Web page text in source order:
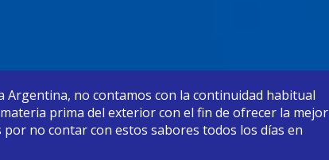
no contamos con la continuidad habitual
prima del exterior con el fin de ofrecer la mejor
no contar con estos sabores todos los días en